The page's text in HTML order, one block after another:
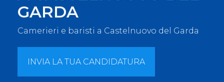
GARDA
Camerieri e baristi a Castelnuovo del Garda
INVIA LA TUA CANDIDATURA